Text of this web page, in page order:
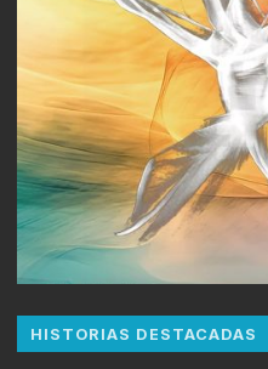
HISTORIAS DESTACADAS